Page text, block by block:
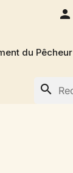

du Pêcheur
search